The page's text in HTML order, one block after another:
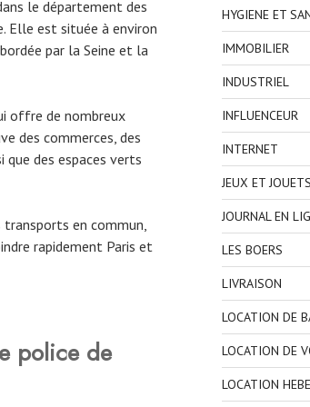
le département des
Elle est située à environ
par la Seine et la
offre de nombreux
des commerces, des
des espaces verts
en commun,
rapidement Paris et
police de
HYGIENE ET
IMMOBILIER
INDUSTRIEL
INFLUENCEUR
INTERNET
JEUX ET JOUETS
JOURNAL EN
LES BOERS
LIVRAISON
LOCATION DE
LOCATION DE
LOCATION